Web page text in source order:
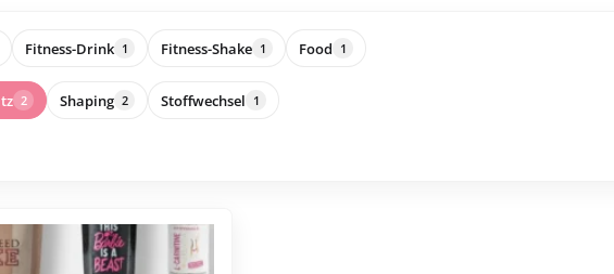
Fitness-Drink 1 Fitness-Shake 1 Food 1
2 Shaping 2 Stoffwechsel 1